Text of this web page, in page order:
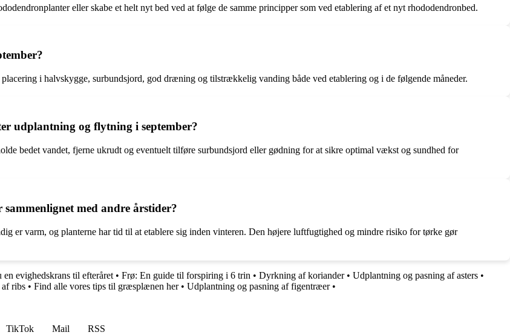
eller skabe et helt nyt bed ved at følge de samme principper som ved etablering af et nyt rhododendronbed.
i halvskygge, surbundsjord, god dræning og tilstrækkelig vanding både ved etablering og i de følgende måneder.
udplantning og flytning i september?
bedet vandet, fjerne ukrudt og eventuelt tilføre surbundsjord eller gødning for at sikre optimal vækst og sundhed for
med andre årstider?
er varm, og planterne har tid til at etablere sig inden vinteren. Den højere luftfugtighed og mindre risiko for tørke gør
en evighedskrans til efteråret • Frø: En guide til forspiring i 6 trin • Dyrkning af koriander• Udplantning og pasning af asters •
ribs • Find alle vores tips til græsplænen her• Udplantning og pasning af figentræer•
TikTok Mail
RSS